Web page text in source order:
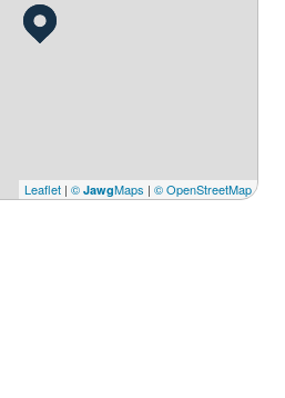
Leaflet | © JawgMaps | © OpenStreetMap